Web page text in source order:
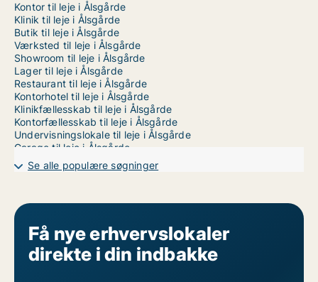
Kontor til leje i Ålsgårde
Klinik til leje i Ålsgårde
Butik til leje i Ålsgårde
Værksted til leje i Ålsgårde
Showroom til leje i Ålsgårde
Lager til leje i Ålsgårde
Restaurant til leje i Ålsgårde
Kontorhotel til leje i Ålsgårde
Klinikfællesskab til leje i Ålsgårde
Kontorfællesskab til leje i Ålsgårde
Undervisningslokale til leje i Ålsgårde
Garage til leje i Ålsgårde
Se alle populære søgninger
Få nye erhvervslokaler
direkte i din indbakke